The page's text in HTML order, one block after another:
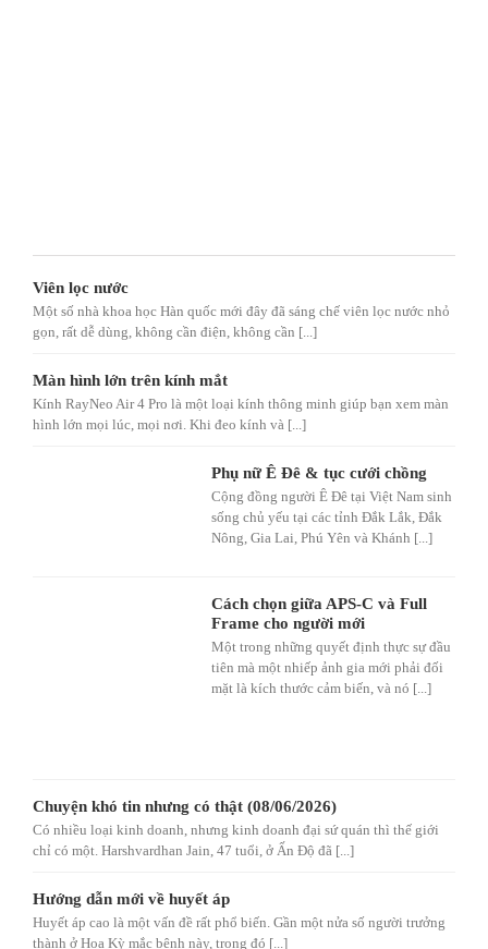
Viên lọc nước
Một số nhà khoa học Hàn quốc mới đây đã sáng chế viên lọc nước nhỏ
gọn, rất dễ dùng, không cần điện, không cần [...]
Màn hình lớn trên kính mắt
Kính RayNeo Air 4 Pro là một loại kính thông minh giúp bạn xem màn
hình lớn mọi lúc, mọi nơi. Khi đeo kính và [...]
Phụ nữ Ê Đê & tục cưới chồng
Cộng đồng người Ê Đê tại Việt Nam sinh
sống chủ yếu tại các tỉnh Đắk Lắk, Đắk
Nông, Gia Lai, Phú Yên và Khánh [...]
Cách chọn giữa APS-C và Full
Frame cho người mới
Một trong những quyết định thực sự đầu
tiên mà một nhiếp ảnh gia mới phải đối
mặt là kích thước cảm biến, và nó [...]
Chuyện khó tin nhưng có thật (08/06/2026)
Có nhiều loại kinh doanh, nhưng kinh doanh đại sứ quán thì thế giới
chỉ có một. Harshvardhan Jain, 47 tuổi, ở Ấn Độ đã [...]
Hướng dẫn mới về huyết áp
Huyết áp cao là một vấn đề rất phổ biến. Gần một nửa số người trưởng
thành ở Hoa Kỳ mắc bệnh này, trong đó [...]